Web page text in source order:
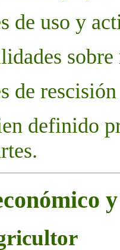
de uso y
de
definido